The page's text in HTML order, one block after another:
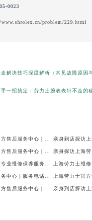
0023
problem/229.html
解决技巧深度解析（常见故障原因
一招搞定：劳力士腕表表针不走的
亲身探访上海劳力士官方售后服务中心｜网点地址及官方热线（2026年7月最新）
亲身探访上海劳力士官方售后服务中心｜最新电话和详细维修地址（2026年7月最新）
上海劳力士表修理售后专业维修保养服务权威公示（2026年7月最新）
上海劳力士官方售后服务中心｜服务电话及全部地址权威信息公示（2026年7月最新）
亲身探访上海劳力士官方售后服务中心｜维修地址与24小时服务电话（2026年7月最新）